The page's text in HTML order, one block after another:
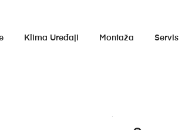
Klima Uređaji Montaža Servis